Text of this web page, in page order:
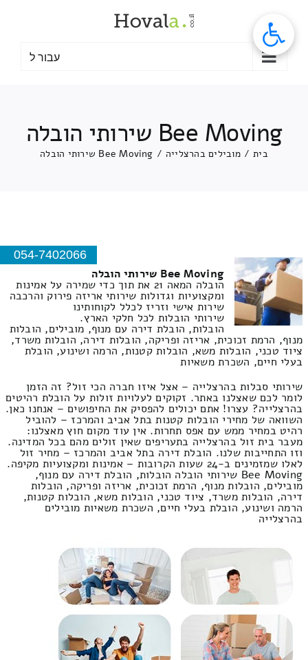
עבור ל
Bee Moving שירותי הובלה
בית / מובילים בהרצלייה / Bee Moving שירותי הובלה
054-7402066
Bee Moving שירותי הובלה
הובלה המאה 21 את תוך כדי שמירה על אמינות
ומקצועיות וגדולות שירותי אריזה פירוק והרכבה
שירות אישי וזריז לכלל לקוחותינו
שירותי הובלות לכל חלקי הארץ.
הובלות, הובלת דירה עם מנוף, מובילים, הובלות
מנוף, הרמת זכוכית, אריזה ופריקה, הובלות דירה, הובלות משרד,
ציוד טכני, הובלות משא, הובלות קטנות, הרמה ושינוע, הובלת
בעלי חיים, השכרת משאיות
שירותי סבלות בהרצלייה – אצל איזו חברה הכי זול? זה הזמן
לומר לכם שאצלנו באתר. זקוקים לעלויות זולות על הובלת רהיטים
בהרצלייה? עצרו! אתם יכולים להפסיק את החיפושים – אנחנו כאן.
השוואה של מחירי הובלות קטנות בתל אביב והמרכז – להוביל
רהיט במחיר ממש עם אפס תחרות. אין עוד מקום חוץ מאצלנו:
מעבר בית זול בהרצלייה בתעריפים שאין זולים מהם בכל המדינה.
וזו התחייבות שלנו. הובלת דירה בתל אביב והמרכז – מחיר זול
לאלו שמזמינים ב-24 שעות הקרובות – אמינות ומקצועיות מקיפה.
Bee Moving שירותי הובלה הובלות, הובלת דירה עם מנוף,
מובילים, הובלות מנוף, הרמת זכוכית, אריזה ופריקה, הובלות
דירה, הובלות משרד, ציוד טכני, הובלות משא, הובלות קטנות,
הרמה ושינוע, הובלת בעלי חיים, השכרת משאיות מובילים
בהרצלייה